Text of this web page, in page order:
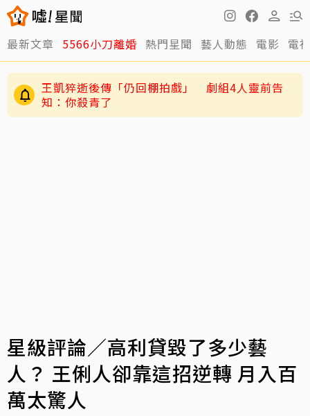
最新文章 5566小刀離婚 熱門星聞 藝人動態 電影 電
王凱猝逝後傳「仍回棚拍戲」 劇組4人靈前告
知：你殺青了
星級評論／高利貸毀了多少藝
人？ 王俐人卻靠這招逆轉 月入百
萬太驚人